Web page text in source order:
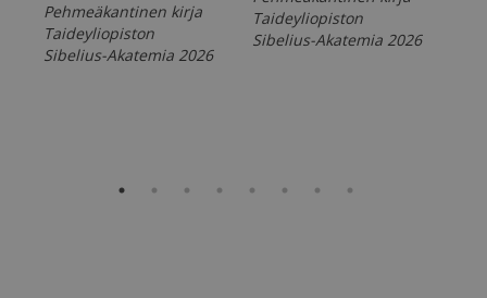
Pehmeäkantinen kirja
Taideyliopiston
Sibelius-Akatemia 2026
Taideyliopiston
Sibelius-Akatemia 2026